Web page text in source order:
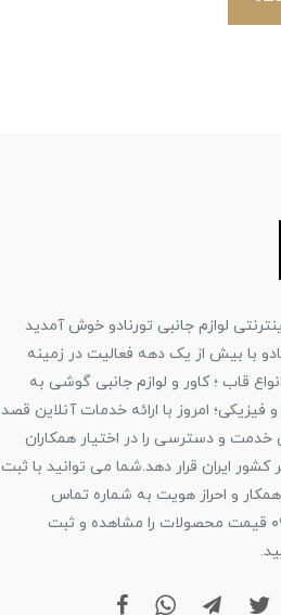
لوازم جانبی تورنادو خوش آمدید
با بیش از یک دهه فعالیت در زمینه
قاب ؛ کاور و لوازم جانبی گوشی به
امروز با ارائه خدمات آنلاین قصد
خدمت و دسترسی را در اختیار همکاران
کشور ایران قرار دهد.شما می توانید با ثبت
و احراز هویت به شماره تماس
۰۹۳۳۰۰۰۰۹۵۵ قیمت محصولات را مشاهده و ثبت